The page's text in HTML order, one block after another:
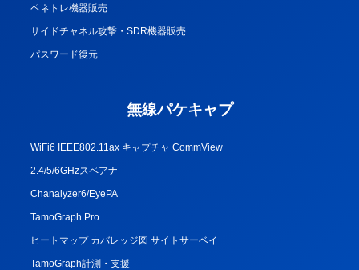
ペネトレ機器販売
サイドチャネル攻撃・SDR機器販売
パスワード復元
無線パケキャプ
WiFi6 IEEE802.11ax キャプチャ CommView
2.4/5/6GHzスペアナ
Chanalyzer6/EyePA
TamoGraph Pro
ヒートマップ カバレッジ図 サイトサーベイ
TamoGraph計測・支援